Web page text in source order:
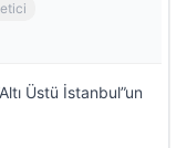
Üstü İstanbul”un